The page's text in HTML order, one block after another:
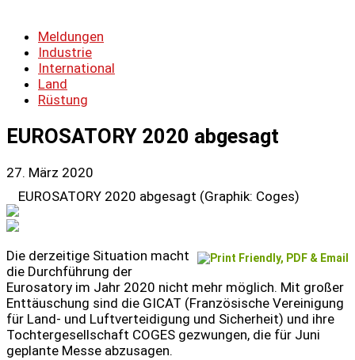
Meldungen
Industrie
International
Land
Rüstung
EUROSATORY 2020 abgesagt
27. März 2020
EUROSATORY 2020 abgesagt (Graphik: Coges)
Die derzeitige Situation macht
die Durchführung der
Eurosatory im Jahr 2020 nicht mehr möglich. Mit großer
Enttäuschung sind die GICAT (Französische Vereinigung
für Land- und Luftverteidigung und Sicherheit) und ihre
Tochtergesellschaft COGES gezwungen, die für Juni
geplante Messe abzusagen.